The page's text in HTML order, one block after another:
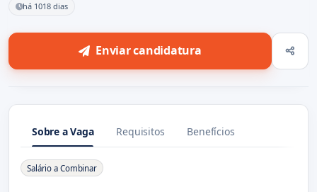
há 1018 dias
Enviar candidatura
Sobre a Vaga Requisitos Benefícios
Sobre a Vaga
Salário a Combinar